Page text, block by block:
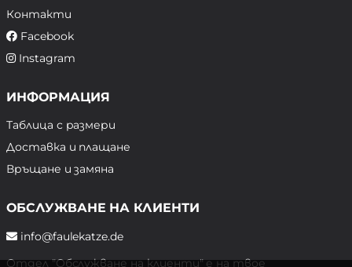
Контакти
Facebook
Instagram
ИНФОРМАЦИЯ
Таблица с размери
Доставка и плащане
Връщане и замяна
ОБСЛУЖВАНЕ НА КЛИЕНТИ
info@faulekatze.de
Отдел "Обслужване на клиенти" е на твое